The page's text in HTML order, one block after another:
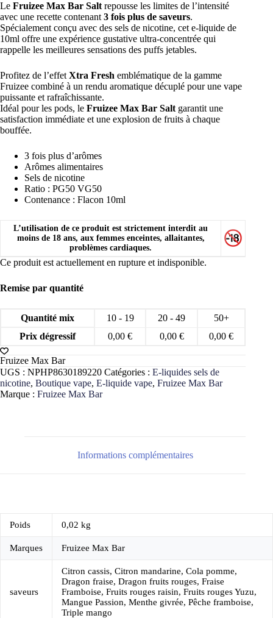
Le Fruizee Max Bar Saltrepousse les limites de l’intensité
avec une recette contenant3 fois plus de saveurs.
Spécialement conçu avec des sels de nicotine, cet e-liquide de
10ml offre une expérience gustative ultra-concentrée qui
rappelle les meilleures sensations des puffs jetables.
Profitez de l’effetXtra Fresh emblématique de la gamme
Fruizee combiné à un rendu aromatique décuplé pour une vape
puissante et rafraîchissante.
Idéal pour les pods, le Fruizee Max Bar Saltgarantit une
satisfaction immédiate et une explosion de fruits à chaque
bouffée.
3 fois plus d’arômes
Arômes alimentaires
Sels de nicotine
Ratio : PG50 VG50
Contenance : Flacon 10ml
L’utilisation de ce produit est strictement interdit au
moins de 18 ans, aux femmes enceintes, allaitantes,
problèmes cardiaques.
Ce produit est actuellement en rupture et indisponible.
Remise par quantité
Quantité mix 10 - 19 20 - 49
50+
Prix dégressif
0,00 € 0,00 € 0,00 €
Fruizee Max Bar
UGS : NPHP8630189220 Catégories : E-liquides sels de
nicotine, Boutique vape, E-liquide vape, Fruizee Max Bar
Marque : Fruizee Max Bar
Informations complémentaires
Poids 0,02 kg
Marques Fruizee Max Bar
saveurs
Citron cassis, Citron mandarine, Cola pomme,
Dragon fraise, Dragon fruits rouges, Fraise
Framboise, Fruits rouges raisin, Fruits rouges Yuzu,
Mangue Passion, Menthe givrée, Pêche framboise,
Triple mango